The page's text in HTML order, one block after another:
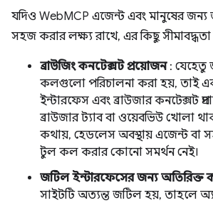
যদিও WebMCP এজেন্ট এবং মানুষের
সহজ করার লক্ষ্য রাখে, এর কিছু সীমাবদ্ধতা
ব্রাউজিং কনটেক্সট প্রয়োজন: যেহেতু
কলগুলো পরিচালনা করা হয়, তাই
ইন্টারফেস এবং ব্রাউজার কনটেক্সট
ব্রাউজার ট্যাব বা ওয়েবভিউ খোলা
কথায়, হেডলেস অবস্থায় এজেন্ট
টুল কল করার কোনো সমর্থন নেই।
জটিল ইন্টারফেসের জন্য অতিরিক্ত
সাইটটি অত্যন্ত জটিল হয়, তাহলে